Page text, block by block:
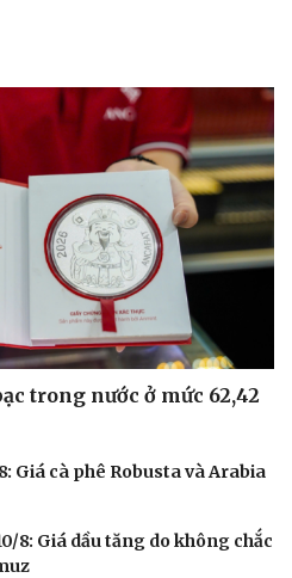
trong nước ở mức 62,42
Giá cà phê Robusta và Arabia
8: Giá dầu tăng do không chắc